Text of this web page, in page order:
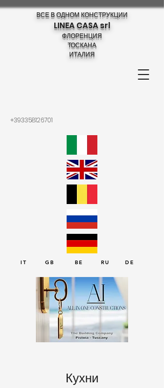
ВСЕ В ОДНОМ КОНСТРУКЦИИ
LINEA CASA srl
ФЛОРЕНЦИЯ
ТОСКАНА
ИТАЛИЯ
+393358126701
IT GB BE RU DE
Кухни